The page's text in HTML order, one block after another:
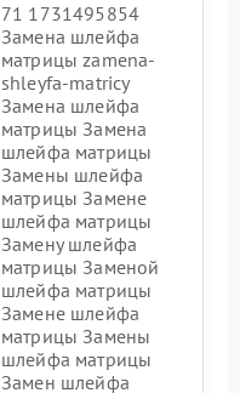
71 1731495854
Замена шлейфа
матрицы zamena-
shleyfa-matricy
Замена шлейфа
матрицы Замена
шлейфа матрицы
Замены шлейфа
матрицы Замене
шлейфа матрицы
Замену шлейфа
матрицы Заменой
шлейфа матрицы
Замене шлейфа
матрицы Замены
шлейфа матрицы
Замен шлейфа